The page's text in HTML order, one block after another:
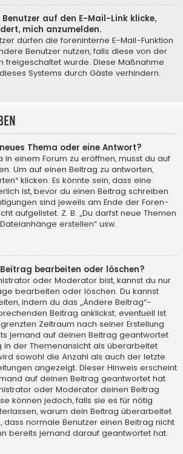
Benutzer auf den E-Mail-Link klicke,
mich anzumelden.
dürfen die foreninterne E-Mail-Funktion
Benutzer nutzen, falls diese von der
freigeschaltet wurde. Diese Maßnahme
Systems durch Gäste verhindern.
Thema oder eine Antwort?
in einem Forum zu eröffnen, musst du auf
Um auf einen Beitrag zu antworten,
klicken. Es könnte sein, dass eine
ist, bevor du einen Beitrag schreiben
sind jeweils am Ende der Foren-
aufgelistet. Z. B. „Du darfst neue Themen
erstellen“ usw.
bearbeiten oder löschen?
oder Moderator bist, kannst du nur
bearbeiten oder löschen. Du kannst
indem du das „Ändere Beitrag“-
Beitrag anklickst; eventuell ist
Zeitraum nach seiner Erstellung
jemand auf deinen Beitrag geantwortet
in der Themenansicht als überarbeitet
sowohl die Anzahl als auch der letzte
angezeigt. Dieser Hinweis erscheint
auf deinen Beitrag geantwortet hat
oder Moderator deinen Beitrag
können jedoch, falls sie es für nötig
warum dein Beitrag überarbeitet
dass normale Benutzer einen Beitrag nicht
bereits jemand darauf geantwortet hat.